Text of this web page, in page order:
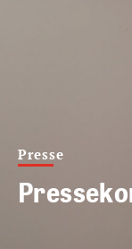
Presse